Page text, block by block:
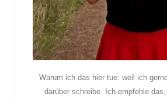
Warum ich das hier tue: weil ich
darüber schreibe. Ich empfehle